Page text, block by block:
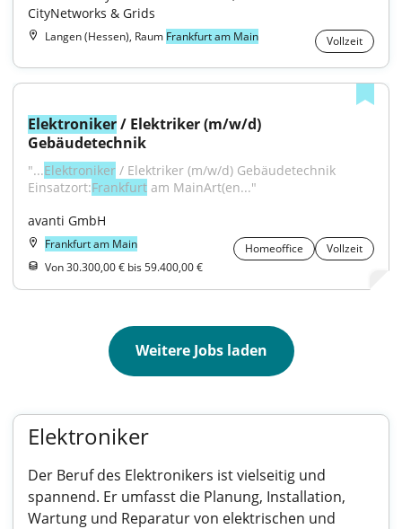
CityNetworks & Grids
Langen (Hessen), Raum Frankfurt am Main Vollzeit
Elektroniker / Elektriker (m/w/d)
Gebäudetechnik
"...Elektroniker / Elektriker (m/w/d) Gebäudetechnik
Einsatzort:Frankfurt am MainArt(en..."
avanti GmbH
Frankfurt am Main Homeoffice
Vollzeit
Von 30.300,00 € bis 59.400,00 €
Weitere Jobs laden
Elektroniker
Der Beruf des Elektronikers ist vielseitig und
spannend. Er umfasst die Planung, Installation,
Wartung und Reparatur von elektrischen und